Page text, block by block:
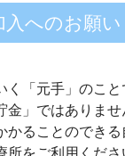
入へのお願い
く「元手」のこ
金」ではありま
かることのでき
をご利用くださ